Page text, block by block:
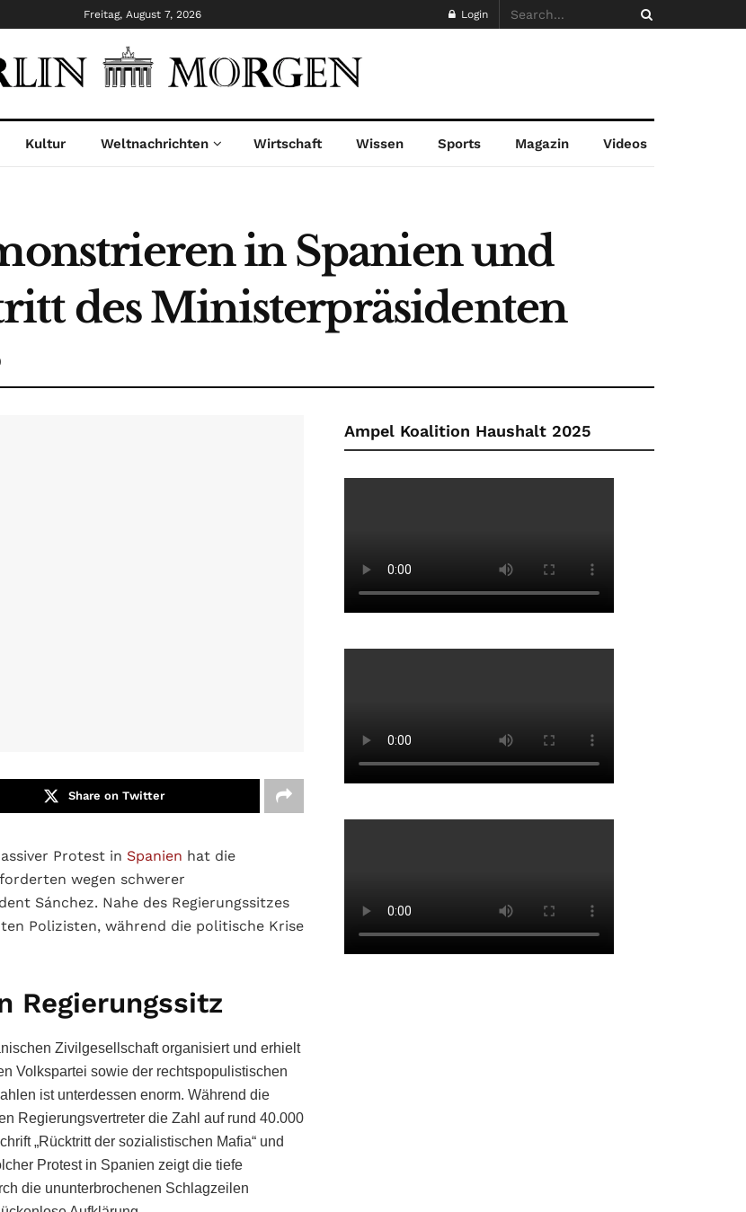
Freitag, August 7, 2026 Login
Kultur Weltnachrichten Wirtschaft Wissen Sports Magazin Videos
in Spanien und
des Ministerpräsidenten
Share on Twitter
Protest in Spanien hat die
wegen schwerer
Sánchez. Nahe des Regierungssitzes
Polizisten, während die politische Krise
Regierungssitz
Zivilgesellschaft organisiert und erhielt
Volkspartei sowie der rechtspopulistischen
ist unterdessen enorm. Während die
Regierungsvertreter die Zahl auf rund 40.000
„Rücktritt der sozialistischen Mafia“ und
Protest in Spanien zeigt die tiefe
die ununterbrochenen Schlagzeilen
Ampel Koalition Haushalt 2025